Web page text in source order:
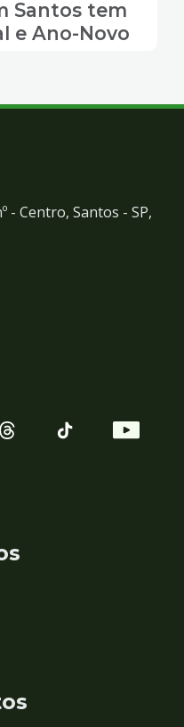
Santos tem
e Ano-Novo
- Centro, Santos - SP,